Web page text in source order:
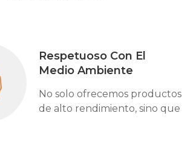
consumo de energía.
Respetuoso Con El
Medio Ambiente
No solo ofrecemos productos
de alto rendimiento, sino que